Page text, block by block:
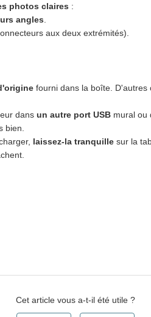
photos claires :
angles.
aux deux extrémités).
fourni dans la boîte.
dansun autre port USB mural ou
bien.
laissez-la tranquille sur la
Cet article vous a-t-il été utile ?